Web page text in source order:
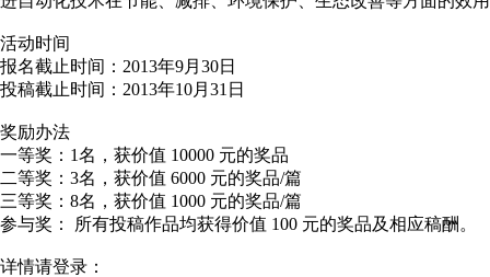
活动时间
报名截止时间：2013年9月30日
投稿截止时间：2013年10月31日
奖励办法
一等奖：1名，获价值 10000 元的奖品
二等奖：3名，获价值 6000 元的奖品/篇
三等奖：8名，获价值 1000 元的奖品/篇
参与奖： 所有投稿作品均获得价值 100 元的奖品及相应稿酬。
详情请登录：